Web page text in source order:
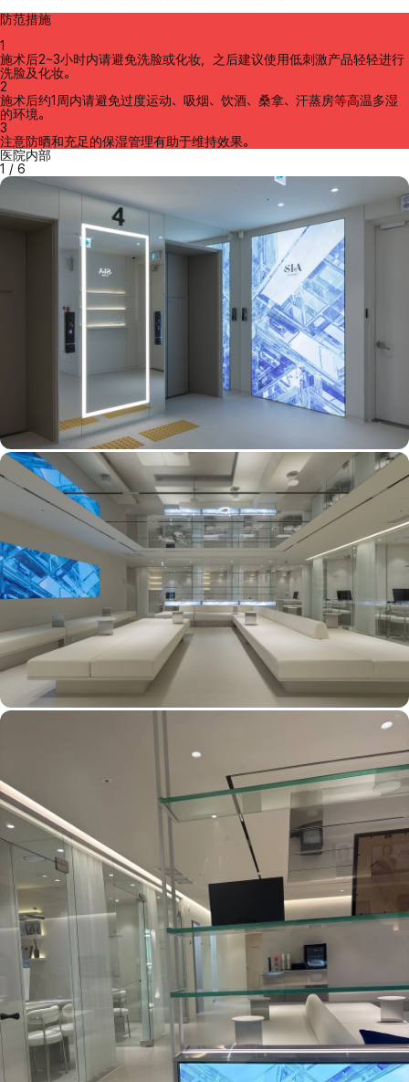
防范措施
1
施术后2~3小时内请避免洗脸或化妆，之后建议使用低刺激产品轻轻进行
洗脸及化妆。
2
施术后约1周内请避免过度运动、吸烟、饮酒、桑拿、汗蒸房等高温多湿
的环境。
3
注意防晒和充足的保湿管理有助于维持效果。
医院内部
1 / 6